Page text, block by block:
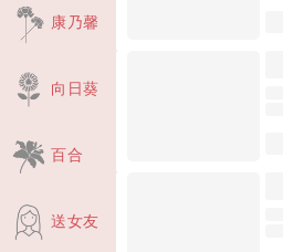
康乃馨
向日葵
百合
送女友